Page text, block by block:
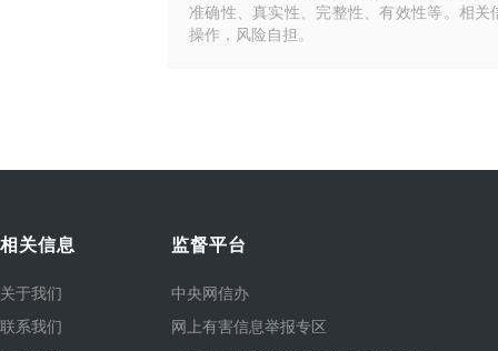
准确性、真实性、完整性、有效性等。相
操作，风险自担。
相关信息
关于我们
联系我们
监督平台
中央网信办
网上有害信息举报专区